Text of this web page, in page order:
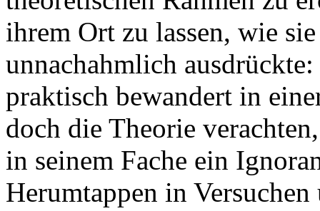
ihrem Ort zu lassen, wie
unnachahmlich
praktisch bewandert in
doch die Theorie
in seinem Fache ein
Herumtappen in